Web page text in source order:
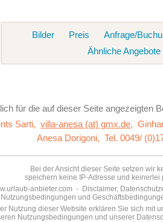
Bilder Preis
Anfrage/
Ähnliche Angebote
für die auf dieser Seite angezeigten
Sarti, villa-anesa (at) gmx.de,
Anesa Dorigoni, Tel. 0049/
Bei der Ansicht dieser Seite setzen wir
speichern keine IP-Adresse und keinerlei
anbieter.com - Disclaimer,
Nutzungsbedingungen und
Nutzung dieser Website erklären Sie sich mit
Nutzungsbedingungen und unserer